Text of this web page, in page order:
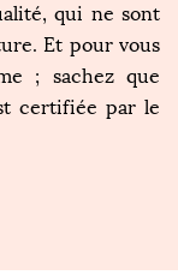
qui ne sont
Et pour vous
; sachez que
certifiée par le